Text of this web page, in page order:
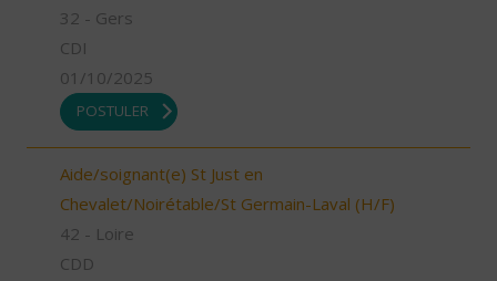
32 - Gers
CDI
01/10/2025
POSTULER
Aide/soignant(e) St Just en
Chevalet/Noirétable/St Germain-Laval (H/F)
42 - Loire
CDD